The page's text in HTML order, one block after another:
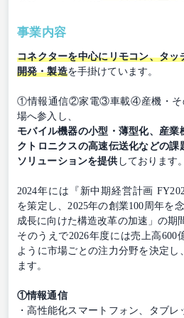
事業内容
コネクターを中心にリモコン、タッ
開発・製造を手掛けています。
①情報通信②家電③車載④産機・そ
場へ参入し、
モバイル機器の小型・薄型化、産業
クトロニクスの高速伝送化などの
ソリューションを提供 しております。
2024年には『新中期経営計画
を策定し、2025年の創業100周年を
成長に向けた構造改革の加速」の期
そのうえで2026年度には売上高600
ように市場ごとの注力分野を決定
ます。
①情報通信
・高性能化スマートフォン、タブレ